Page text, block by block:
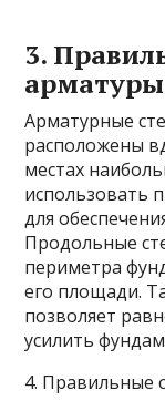
3.
арматуры
Арматурные
расположены
местах
использовать
для
Продольные
периметра
его площади.
позволяет
усилить
4. Правильные